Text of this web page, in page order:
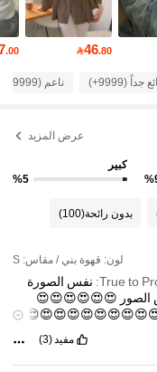
46.80
.00
جداً (9999+) ناعم (9999+)
عرض المزيد
كبير
%5
بدون رائحة(100)
لون: قهوة بني / مقاس: S
True to نفس الصورة
الصور 😍😍😍😍😍😍
مفيد(3)